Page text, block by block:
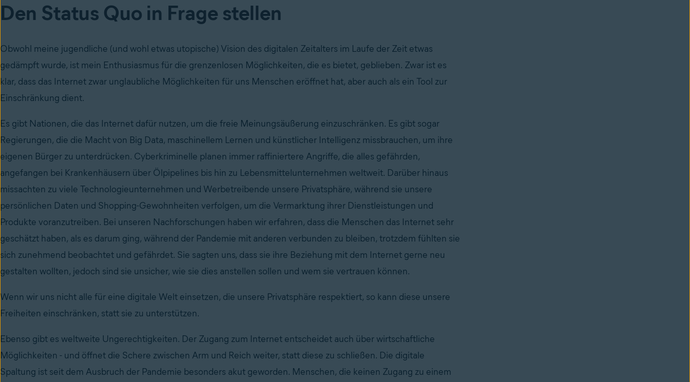
Den Status Quo in Frage stellen
Obwohl meine jugendliche (und wohl etwas utopische) Vision des digitalen Zeitalters im Laufe der Zeit etwas
gedämpft wurde, ist mein Enthusiasmus für die grenzenlosen Möglichkeiten, die es bietet, geblieben. Zwar ist es
klar, dass das Internet zwar unglaubliche Möglichkeiten für uns Menschen eröffnet hat, aber auch als ein Tool zur
Einschränkung dient.
Es gibt Nationen, die das Internet dafür nutzen, um die freie Meinungsäußerung einzuschränken. Es gibt sogar
Regierungen, die die Macht von Big Data, maschinellem Lernen und künstlicher Intelligenz missbrauchen, um ihre
eigenen Bürger zu unterdrücken. Cyberkriminelle planen immer raffiniertere Angriffe, die alles gefährden,
angefangen bei Krankenhäusern über Ölpipelines bis hin zu Lebensmittelunternehmen weltweit. Darüber hinaus
missachten zu viele Technologieunternehmen und Werbetreibende unsere Privatsphäre, während sie unsere
persönlichen Daten und Shopping-Gewohnheiten verfolgen, um die Vermarktung ihrer Dienstleistungen und
Produkte voranzutreiben. Bei unseren Nachforschungen haben wir erfahren, dass die Menschen das Internet sehr
geschätzt haben, als es darum ging, während der Pandemie mit anderen verbunden zu bleiben, trotzdem fühlten sie
sich zunehmend beobachtet und gefährdet. Sie sagten uns, dass sie ihre Beziehung mit dem Internet gerne neu
gestalten wollten, jedoch sind sie unsicher, wie sie dies anstellen sollen und wem sie vertrauen können.
Wenn wir uns nicht alle für eine digitale Welt einsetzen, die unsere Privatsphäre respektiert, so kann diese unsere
Freiheiten einschränken, statt sie zu unterstützen.
Ebenso gibt es weltweite Ungerechtigkeiten. Der Zugang zum Internet entscheidet auch über wirtschaftliche
Möglichkeiten - und öffnet die Schere zwischen Arm und Reich weiter, statt diese zu schließen. Die digitale
Spaltung ist seit dem Ausbruch der Pandemie besonders akut geworden. Menschen, die keinen Zugang zu einem